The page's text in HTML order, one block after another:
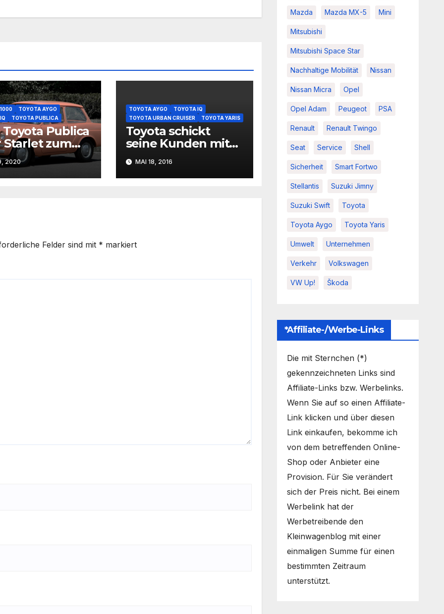
TOYOTA AYGO
TOYOTA PUBLICA
Toyota Publica
Starlet zum
2020
TOYOTA AYGO
TOYOTA IQ
TOYOTA URBAN CRUISER
TOYOTA YARIS
Toyota schickt
seine Kunden mit
einem guten
Gefühl in den
Urlaub
MAI 18, 2016
Felder sind mit * markiert
Mazda Mazda MX-5 Mini
Mitsubishi
Mitsubishi Space Star
Nachhaltige Mobilität Nissan
Nissan Micra Opel
Opel Adam Peugeot PSA
Renault Renault Twingo
Seat Service Shell
Sicherheit Smart Fortwo
Stellantis Suzuki Jimny
Suzuki Swift Toyota
Toyota Aygo Toyota Yaris
Umwelt Unternehmen
Verkehr Volkswagen
VW Up! Škoda
*Affiliate-/Werbe-Links
Die mit Sternchen (*)
gekennzeichneten Links sind
Affiliate-Links bzw. Werbelinks.
Wenn Sie auf so einen Affiliate-
Link klicken und über diesen
Link einkaufen, bekomme ich
von dem betreffenden Online-
Shop oder Anbieter eine
Provision. Für Sie verändert
sich der Preis nicht. Bei einem
Werbelink hat der
Werbetreibende den
Kleinwagenblog mit einer
einmaligen Summe für einen
bestimmten Zeitraum
unterstützt.